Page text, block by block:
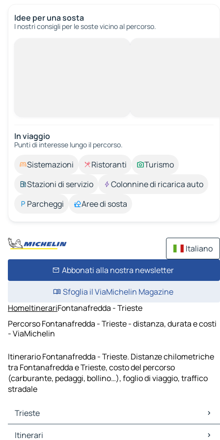
Idee per una sosta
I nostri consigli per le soste vicino al percorso.
In viaggio
Punti di interesse lungo il percorso.
Sistemazioni Ristoranti
Turismo
Stazioni di servizio
Colonnine di ricarica auto
Parcheggi
Aree di sosta
Italiano
Abbonati alla nostra newsletter
Sfoglia il ViaMichelin Magazine
HomeItinerariFontanafredda - Trieste
Percorso Fontanafredda - Trieste - distanza, durata e costi
- ViaMichelin
Itinerario Fontanafredda - Trieste. Distanze chilometriche
tra Fontanafredda e Trieste, costo del percorso
(carburante, pedaggi, bollino…), foglio di viaggio, traffico
stradale
Trieste
Trieste Mappe Piantine
Itinerari